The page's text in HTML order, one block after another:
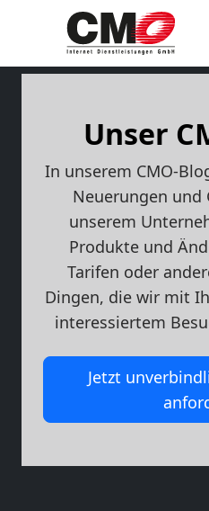
Unser
In unserem CMO-
Neuerungen und
unserem
Produkte und
Tarifen oder
Dingen, die wir mit
interessiertem
Jetzt